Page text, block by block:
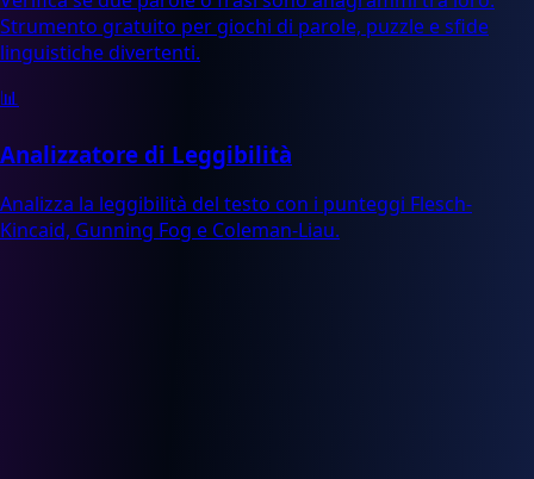
Strumento gratuito per giochi di parole, puzzle e sfide
linguistiche divertenti.
📊
Analizzatore di Leggibilità
Analizza la leggibilità del testo con i punteggi Flesch-
Kincaid, Gunning Fog e Coleman-Liau.